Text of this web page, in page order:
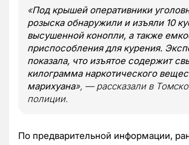
«Под крышей оперативники
розыска обнаружили и изъяли 10
высушенной конопли, а также
приспособления для курения.
показала, что изъятое содержит
килограмма наркотического
марихуана», — рассказали в
полиции.
По предварительной информации,